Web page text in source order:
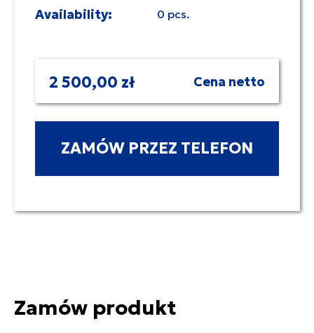
Availability: 0 pcs.
2 500,00 zł Cena netto
ZAMÓW PRZEZ TELEFON
Zamów produkt